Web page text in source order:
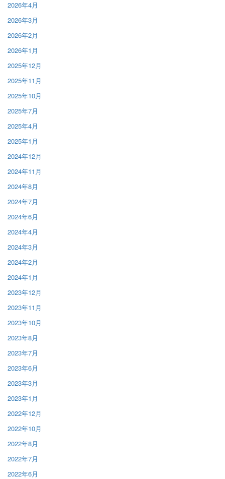
2026年4月
2026年3月
2026年2月
2026年1月
2025年12月
2025年11月
2025年10月
2025年7月
2025年4月
2025年1月
2024年12月
2024年11月
2024年8月
2024年7月
2024年6月
2024年4月
2024年3月
2024年2月
2024年1月
2023年12月
2023年11月
2023年10月
2023年8月
2023年7月
2023年6月
2023年3月
2023年1月
2022年12月
2022年10月
2022年8月
2022年7月
2022年6月